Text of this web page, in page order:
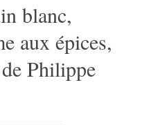
blanc,
aux épices,
Philippe